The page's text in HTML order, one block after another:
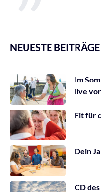
NEUESTE BEITRÄGE
Im
live
Fit für
Dein
CD